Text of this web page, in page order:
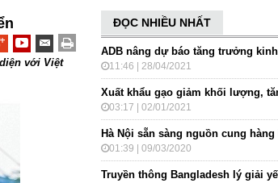
với Việt
ĐỌC NHIỀU NHẤT
ADB nâng dự báo tăng trưởng
11:46 | 28/04/2021
Xuất khẩu gạo giảm khối lượng,
03:17 | 02/01/2021
Hà Nội sẵn sàng nguồn cung hàng
01:39 | 09/03/2020
Truyền thông Bangladesh lý giải